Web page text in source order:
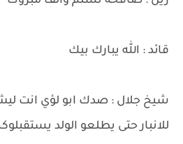
قائد : الله يبارك بيك
شيخ جلال : صدك ابو لؤي انت
للانبار حتى يطلعو الولد